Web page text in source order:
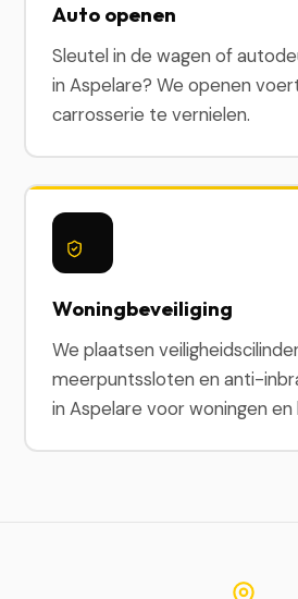
Auto openen
Sleutel in de wagen of
in Aspelare? We openen
carrosserie te vernielen.
Woningbeveiliging
We plaatsen
meerpuntssloten en anti-
in Aspelare voor woningen en